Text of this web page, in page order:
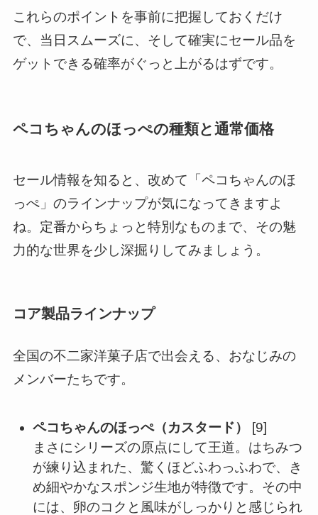
これらのポイントを事前に把握しておくだけ
で、当日スムーズに、そして確実にセール品を
ゲットできる確率がぐっと上がるはずです。
ペコちゃんのほっぺの種類と通常価格
セール情報を知ると、改めて「ペコちゃんのほ
っぺ」のラインナップが気になってきますよ
ね。定番からちょっと特別なものまで、その魅
力的な世界を少し深掘りしてみましょう。
コア製品ラインナップ
全国の不二家洋菓子店で出会える、おなじみの
メンバーたちです。
ペコちゃんのほっぺ（カスタード）
[9]
まさにシリーズの原点にして王道。はちみつ
が練り込まれた、驚くほどふわっふわで、き
め細やかなスポンジ生地が特徴です。その中
には、卵のコクと風味がしっかりと感じられ